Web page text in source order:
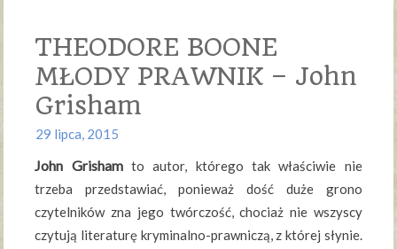
THEODORE BOONE
MŁODY PRAWNIK – John
Grisham
29 lipca, 2015
John Grishamto autor, którego tak właściwie nie
trzeba przedstawiać, ponieważ dość duże grono
czytelników zna jego twórczość, chociaż nie wszyscy
czytują literaturę kryminalno-prawniczą, z której słynie.